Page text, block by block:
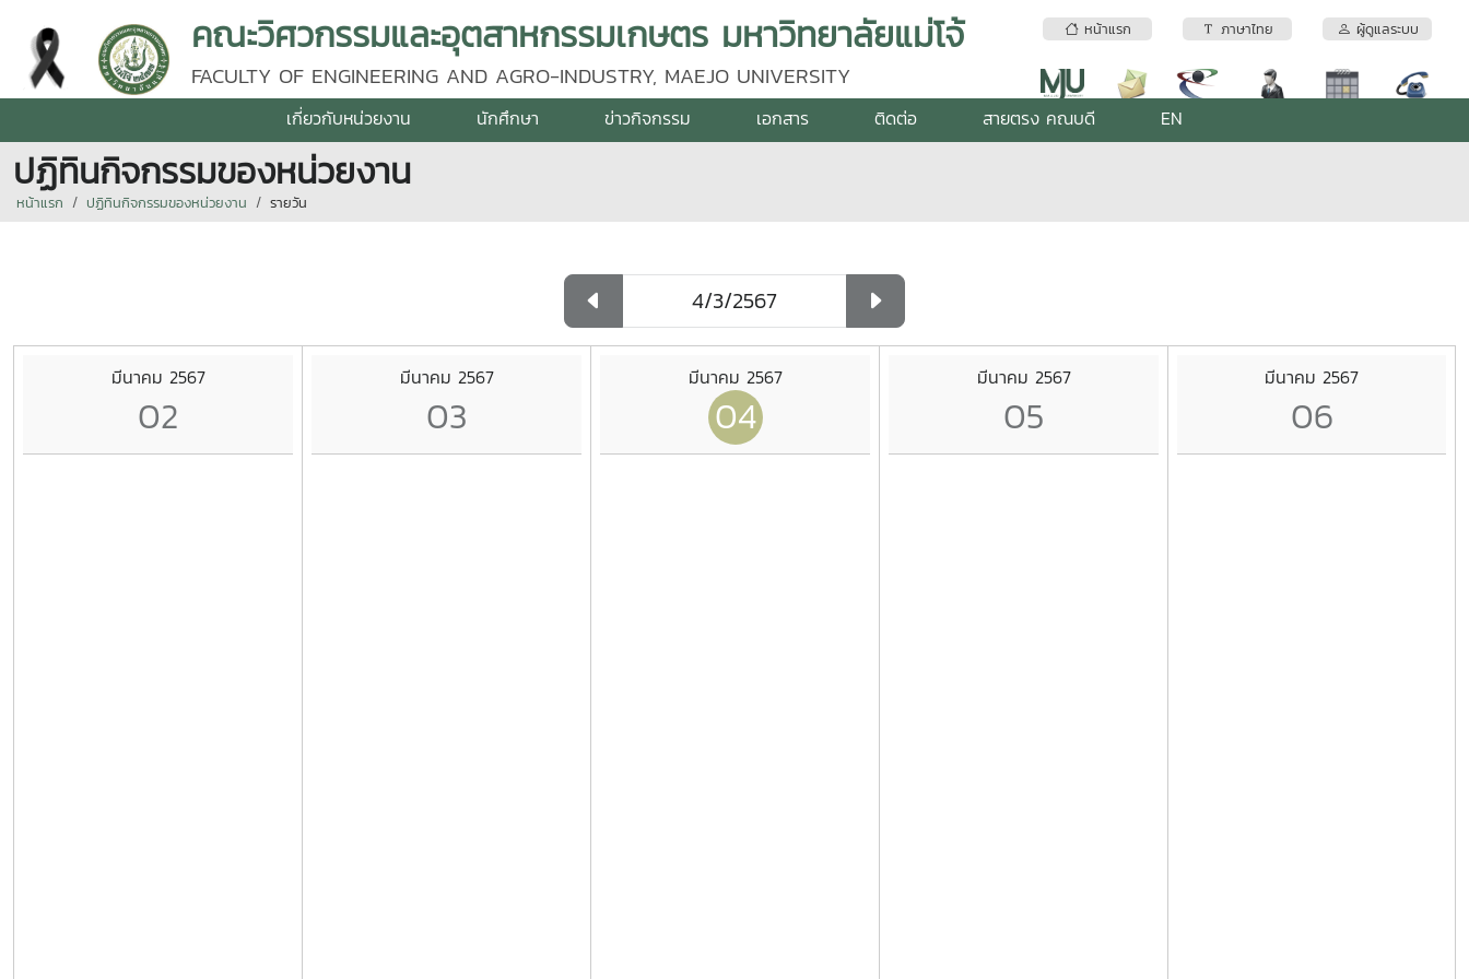
หน้าแรก ภาษาไทย ผู้ดูแลระบบ
คณะวิศวกรรมและอุตสาหกรรมเกษตร มหาวิทยาลัยแม่โจ้
FACULTY OF ENGINEERING AND AGRO-INDUSTRY, MAEJO UNIVERSITY
เกี่ยวกับหน่วยงาน นักศึกษา ข่าวกิจกรรม เอกสาร ติดต่อ สายตรง คณบดี EN
ปฏิทินกิจกรรมของหน่วยงาน
หน้าแรก ปฏิทินกิจกรรมของหน่วยงาน รายวัน
มีนาคม 2567
02
มีนาคม 2567
03
มีนาคม 2567
04
มีนาคม 2567
05
มีนาคม 2567
06